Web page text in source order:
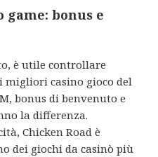
game: bonus e
è utile controllare
migliori casino gioco del
bonus di benvenuto e
la differenza.
Chicken Road è
dei giochi da casinò più